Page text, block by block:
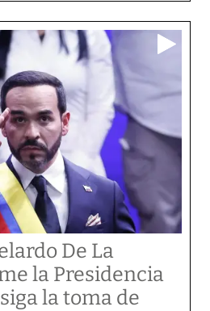
De La
la Presidencia
la toma de